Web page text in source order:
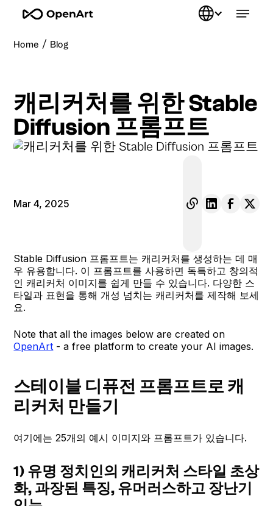
Home / Blog
캐리커처를 위한 Stable
Diffusion 프롬프트
Mar 4, 2025
Stable Diffusion 프롬프트는 캐리커처를 생성하는 데 매
우 유용합니다. 이 프롬프트를 사용하면 독특하고 창의적
인 캐리커처 이미지를 쉽게 만들 수 있습니다. 다양한 스
타일과 표현을 통해 개성 넘치는 캐리커처를 제작해 보세
요.
Note that all the images below are created on
OpenArt - a free platform to create your AI images.
스테이블 디퓨전 프롬프트로 캐
리커처 만들기
여기에는 25개의 예시 이미지와 프롬프트가 있습니다.
1) 유명 정치인의 캐리커처 스타일 초상
화, 과장된 특징, 유머러스하고 장난기